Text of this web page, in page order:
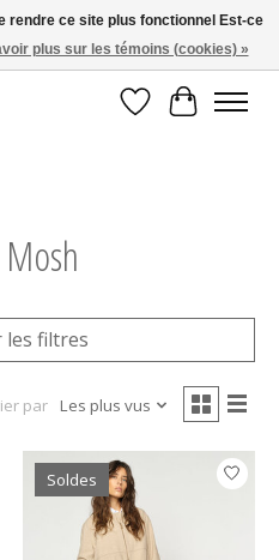
et plus
Liste dePanier
les filtres
par Les plus vus
Soldes
rendre ce site plus fonctionnel Est-ce
plus sur les témoins (cookies) »